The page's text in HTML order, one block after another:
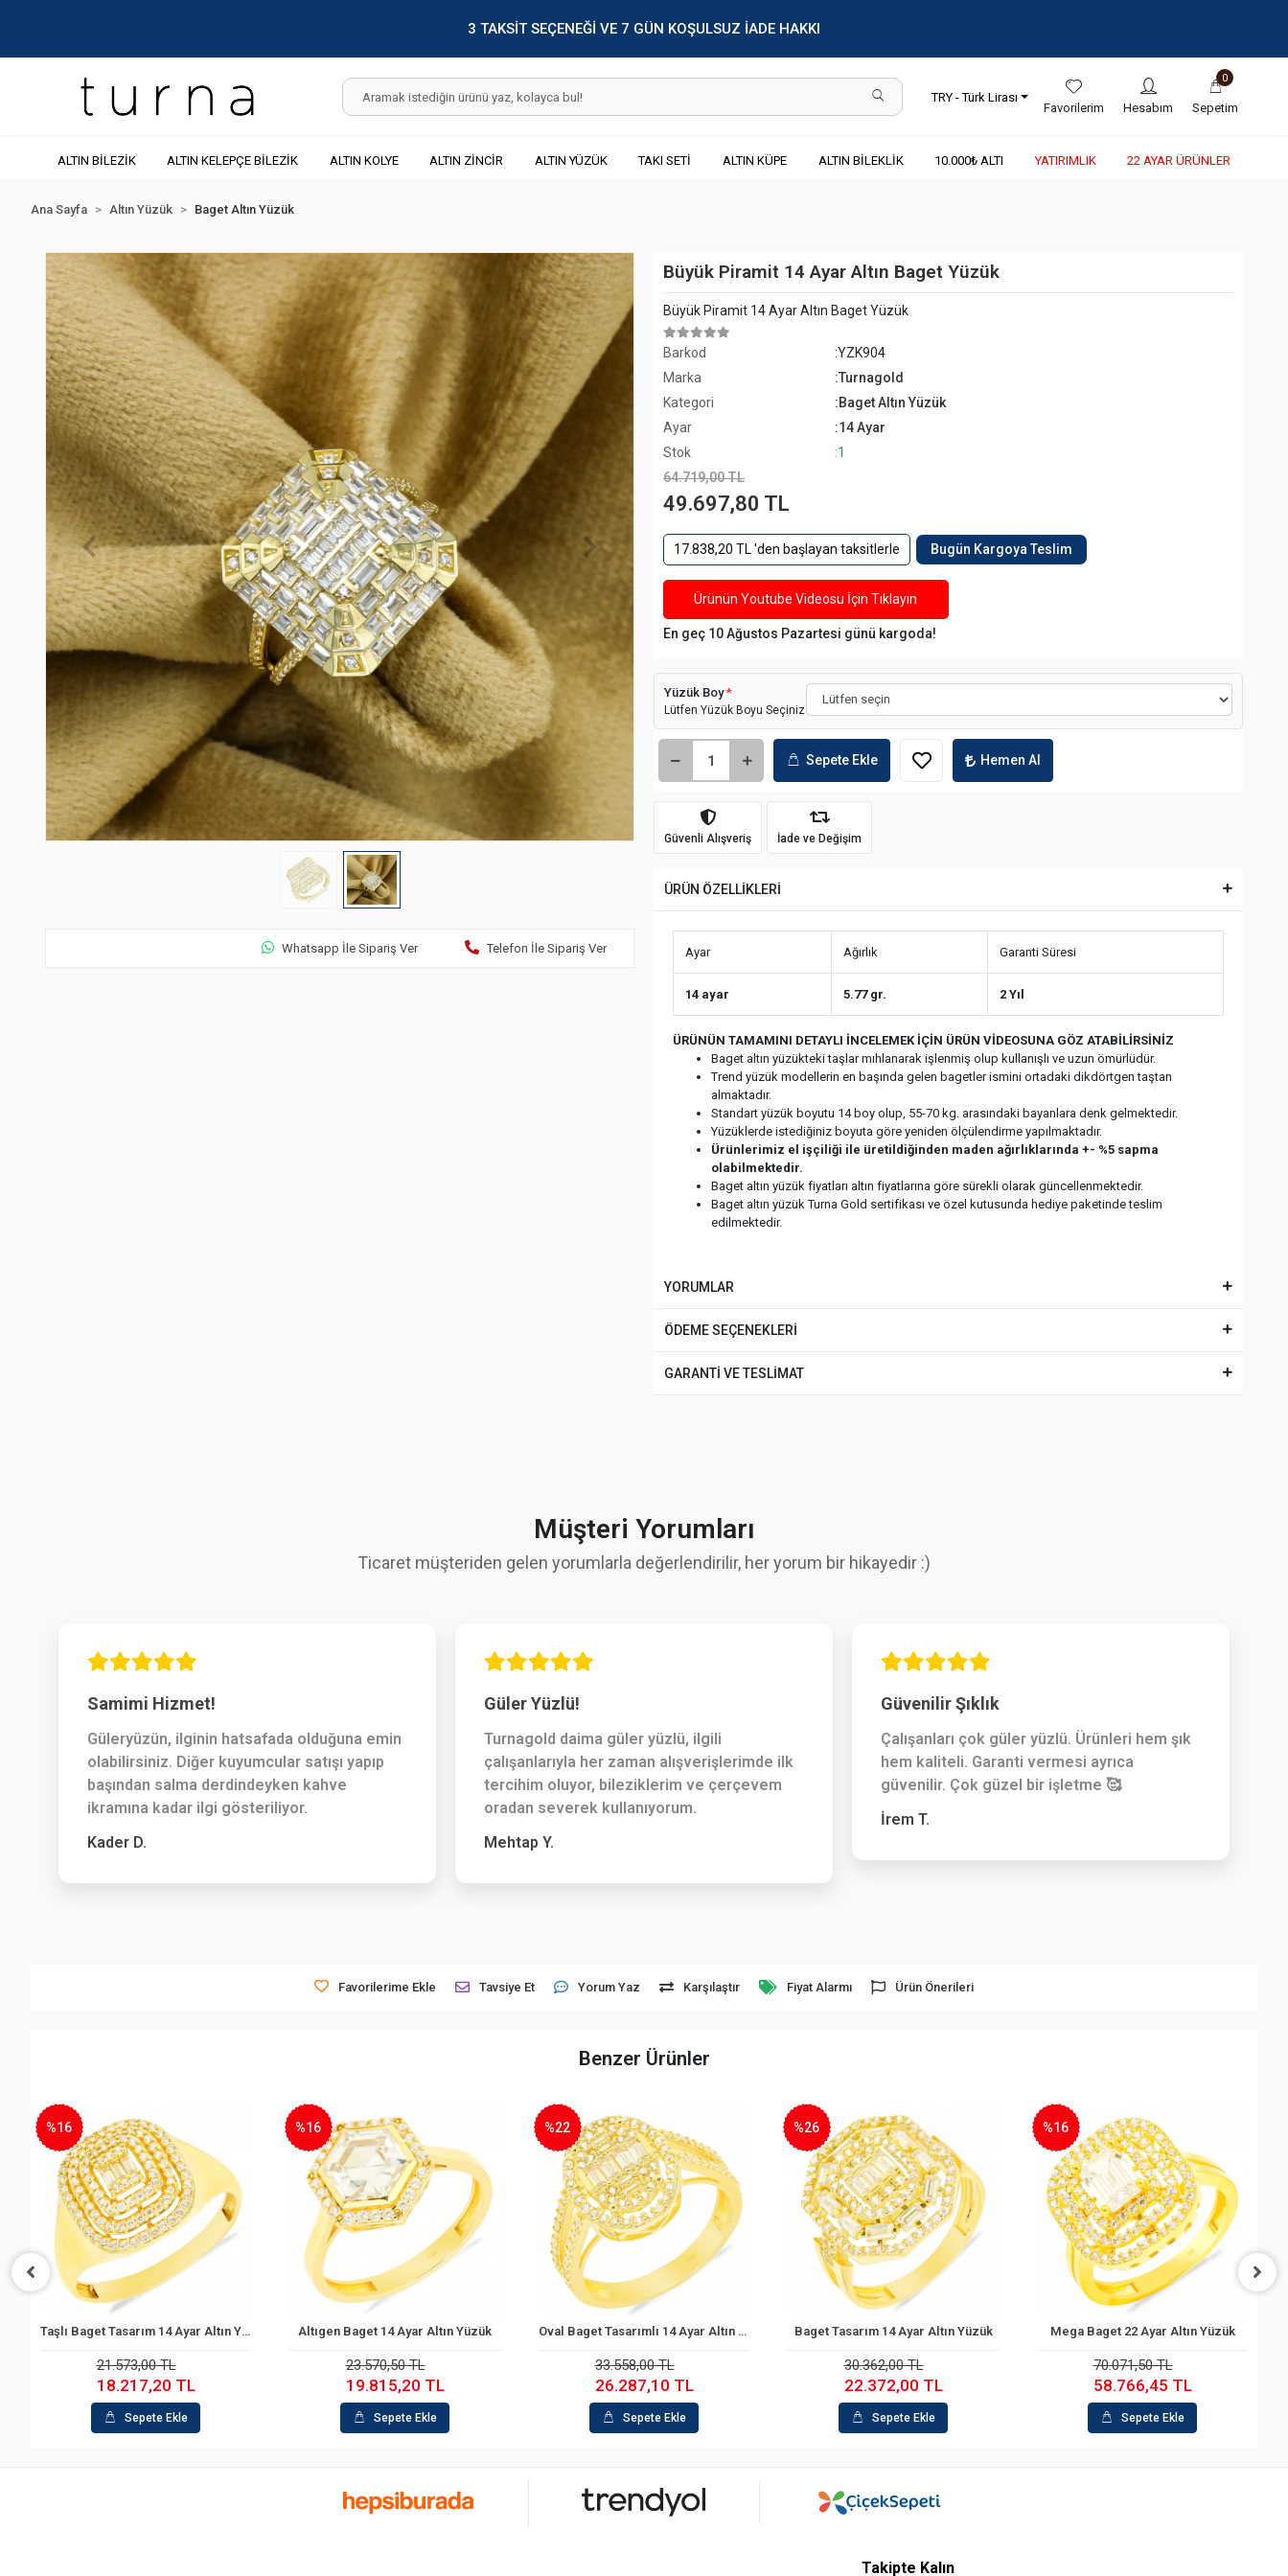
3 TAKSİT SEÇENEĞİ VE 7 GÜN KOŞULSUZ İADE HAKKI
TRY - Türk Lirası
Favorilerim Hesabım
0
Sepetim
ALTIN BİLEZİK ALTIN KELEPÇE BİLEZİK ALTIN KOLYE ALTIN ZİNCİR ALTIN YÜZÜK TAKI SETİ ALTIN KÜPE ALTIN BİLEKLİK 10.000₺ ALTI YATIRIMLIK 22 AYAR ÜRÜNLER
Ana Sayfa Altın Yüzük Baget Altın Yüzük
Whatsapp İle Sipariş Ver Telefon İle Sipariş Ver
Büyük Piramit 14 Ayar Altın Baget Yüzük
Büyük Piramit 14 Ayar Altın Baget Yüzük
Barkod
:YZK904
Marka
:Turnagold
Kategori
:Baget Altın Yüzük
Ayar
:14 Ayar
Stok
:1
64.719,00 TL
49.697,80 TL
17.838,20 TL 'den başlayan taksitlerle Bugün Kargoya Teslim
Ürünün Youtube Videosu İçin Tıklayın
En geç 10 Ağustos Pazartesi günü kargoda!
Yüzük Boy*
Lütfen Yüzük Boyu Seçiniz
Sepete Ekle Hemen Al
Güvenli Alışveriş İade ve Değişim
ÜRÜN ÖZELLİKLERİ
Ayar Ağırlık Garanti Süresi
14 ayar 5.77 gr. 2 Yıl
ÜRÜNÜN TAMAMINI DETAYLI İNCELEMEK İÇİN ÜRÜN VİDEOSUNA GÖZ ATABİLİRSİNİZ
Baget altın yüzükteki taşlar mıhlanarak işlenmiş olup kullanışlı ve uzun ömürlüdür.
Trend yüzük modellerin en başında gelen bagetler ismini ortadaki dikdörtgen taştan
almaktadır.
Standart yüzük boyutu 14 boy olup, 55-70 kg. arasındaki bayanlara denk gelmektedir.
Yüzüklerde istediğiniz boyuta göre yeniden ölçülendirme yapılmaktadır.
Ürünlerimiz el işçiliği ile üretildiğinden maden ağırlıklarında +- %5 sapma
olabilmektedir.
Baget altın yüzük fiyatları altın fiyatlarına göre sürekli olarak güncellenmektedir.
Baget altın yüzük Turna Gold sertifikası ve özel kutusunda hediye paketinde teslim
edilmektedir.
YORUMLAR
ÖDEME SEÇENEKLERİ
GARANTİ VE TESLİMAT
Müşteri Yorumları
Ticaret müşteriden gelen yorumlarla değerlendirilir, her yorum bir hikayedir :)
Samimi Hizmet!
Güleryüzün, ilginin hatsafada olduğuna emin
olabilirsiniz. Diğer kuyumcular satışı yapıp
başından salma derdindeyken kahve
ikramına kadar ilgi gösteriliyor.
Kader D.
Güler Yüzlü!
Turnagold daima güler yüzlü, ilgili
çalışanlarıyla her zaman alışverişlerimde ilk
tercihim oluyor, bileziklerim ve çerçevem
oradan severek kullanıyorum.
Mehtap Y.
Güvenilir Şıklık
Çalışanları çok güler yüzlü. Ürünleri hem şık
hem kaliteli. Garanti vermesi ayrıca
güvenilir. Çok güzel bir işletme 🥰
İrem T.
Favorilerime Ekle Tavsiye Et Yorum Yaz Karşılaştır Fiyat Alarmı Ürün Önerileri
Benzer Ürünler
Sepete Ekle
Altıgen Baget 14 Ayar Altın Yüzük
%16
23.570,50 TL
19.815,20 TL
Sepete Ekle
Sepete Ekle
Oval Baget Tasarımlı 14 Ayar Altın Yüzük
%22
33.558,00 TL
26.287,10 TL
Sepete Ekle
Sepete Ekle
Baget Tasarım 14 Ayar Altın Yüzük
%26
30.362,00 TL
22.372,00 TL
Sepete Ekle
Sepete Ekle
Mega Baget 22 Ayar Altın Yüzük
%16
70.071,50 TL
58.766,45 TL
Sepete Ekle
Sepete Ekle
Baget 22 Ayar Altın Yüzük
%22
64.061,42 TL
49.688,21 TL
Sepete Ekle
Takipte Kalın